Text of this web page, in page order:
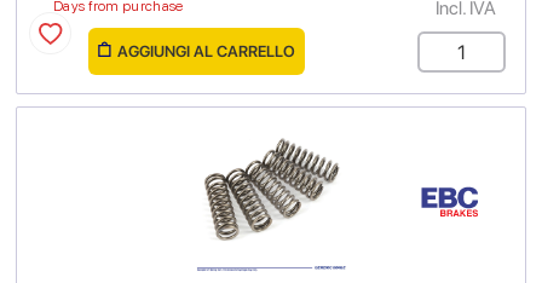
Days from purchase
Incl. IVA
AGGIUNGI AL CARRELLO